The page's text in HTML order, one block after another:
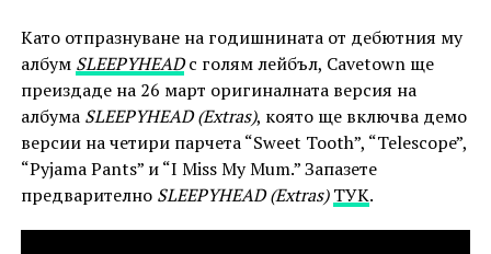
Като отпразнуване на годишнината от дебютния му
албум SLEEPYHEADс голям лейбъл, Cavetown ще
преиздаде на 26 март оригиналната версия на
албума SLEEPYHEAD (Extras), която ще включва демо
версии на четири парчета “Sweet Tooth”, “Telescope”,
“Pyjama Pants” и “I Miss My Mum.” Запазете
предварително SLEEPYHEAD (Extras) ТУК.